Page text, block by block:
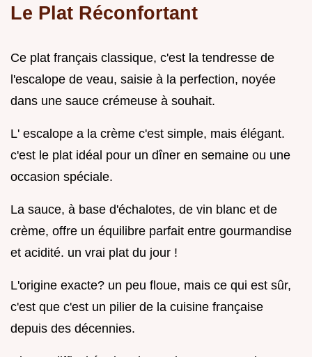
Le Plat Réconfortant
Ce plat français classique, c'est la tendresse de
l'escalope de veau, saisie à la perfection, noyée
dans une sauce crémeuse à souhait.
L' escalope a la crème c'est simple, mais élégant.
c'est le plat idéal pour un dîner en semaine ou une
occasion spéciale.
La sauce, à base d'échalotes, de vin blanc et de
crème, offre un équilibre parfait entre gourmandise
et acidité. un vrai plat du jour !
L'origine exacte? un peu floue, mais ce qui est sûr,
c'est que c'est un pilier de la cuisine française
depuis des décennies.